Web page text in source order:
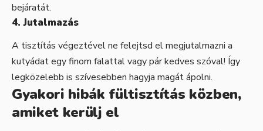
bejáratát.
4. Jutalmazás
A tisztítás végeztével ne felejtsd el megjutalmazni a
kutyádat egy finom falattal vagy pár kedves szóval! Így
legközelebb is szívesebben hagyja magát ápolni.
Gyakori hibák fültisztítás közben,
amiket kerülj el